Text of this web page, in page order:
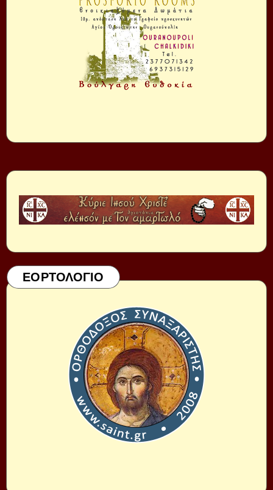
ΕΟΡΤΟΛΟΓΙΟ